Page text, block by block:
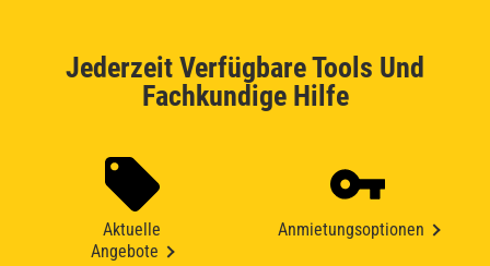
Jederzeit Verfügbare Tools Und
Fachkundige Hilfe
Aktuelle
Angebote
Anmietungsoptionen